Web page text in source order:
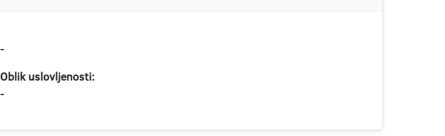
-
Oblik uslovljenosti:
-